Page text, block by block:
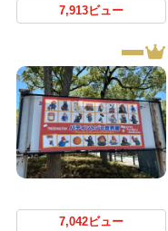
7,913ビュー
7,042ビュー